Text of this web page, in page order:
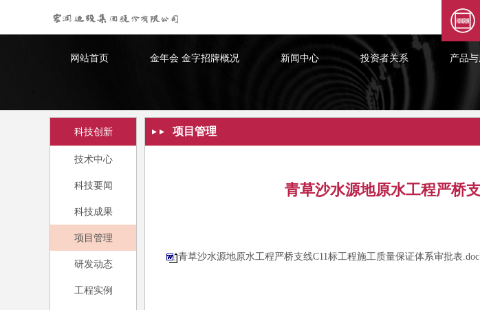
金年会 金字招牌
网站首页 金年会 金字招牌概况 新闻中心 投资者关系 产品
科技创新
技术中心
科技要闻
科技成果
项目管理
研发动态
工程实例
项目管理
青草沙水源地原水工程严桥
青草沙水源地原水工程严桥支线C11标工程施工质量保证体系审批表.doc
XML 地图